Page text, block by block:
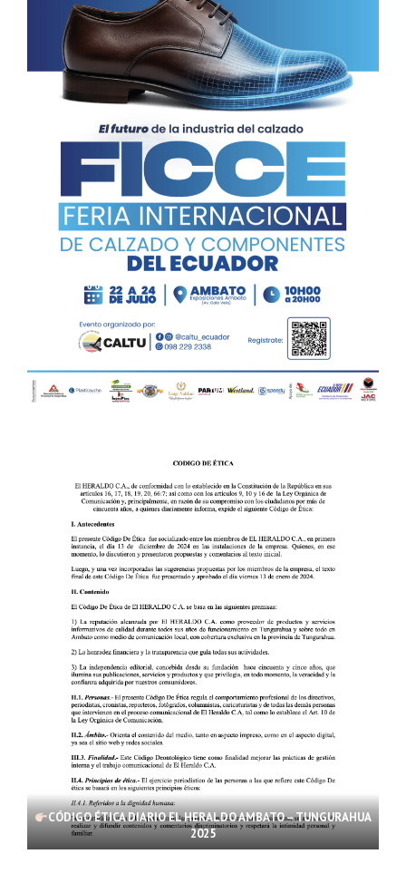
CÓDIGO ÉTICA DIARIO EL HERALDO AMBATO – TUNGURAHUA
2025